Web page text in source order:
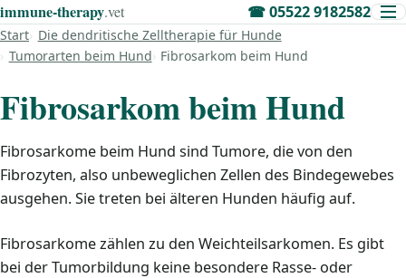
immune‑therapy.vet ☎05522 9182582
Start Die dendritische Zelltherapie für Hunde
Tumorarten beim Hund Fibrosarkom beim Hund
Fibrosarkom beim Hund
Fibrosarkome beim Hund sind Tumore, die von den
Fibrozyten, also unbeweglichen Zellen des Bindegewebes
ausgehen. Sie treten bei älteren Hunden häufig auf.
Fibrosarkome zählen zu den Weichteilsarkomen. Es gibt
bei der Tumorbildung keine besondere Rasse- oder